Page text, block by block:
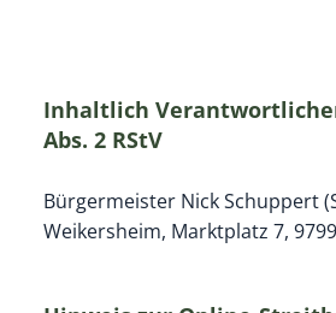
Inhaltlich
Abs. 2 RStV
Bürgermeister Nick Schuppert
Weikersheim, Marktplatz 7,